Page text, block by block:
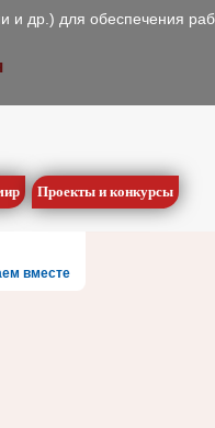
Проекты и конкурсы
вместе
др.) для обеспечения